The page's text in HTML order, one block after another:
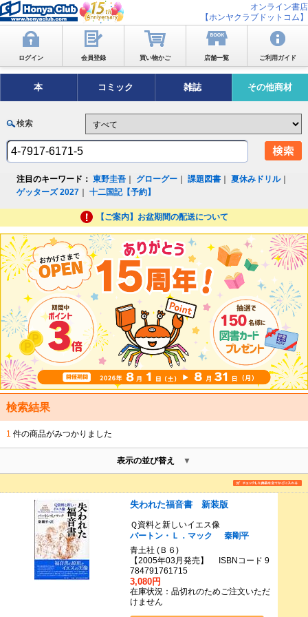
オンライン書店
【ホンヤクラブドットコム】
ログイン 会員登録 買い物かご 店舗一覧 ご利用ガイド
本 コミック 雑誌 その他商材
検索
注目のキーワード： 東野圭吾 グローグー ｜課題図書 ｜夏休みドリル｜
ゲッターズ 2027 ｜十二国記【予約】
【ご案内】お盆期間の配送について
検索結果
1 件の商品がみつかりました
表示の並び替え
失われた福音書 新装版
Ｑ資料と新しいイエス像
バートン・Ｌ．マック
秦剛平
青土社 (Ｂ６)
【2005年03月発売】 ISBNコード 9
784791761715
3,080円
在庫状況：品切れのためご注文いただ
けません